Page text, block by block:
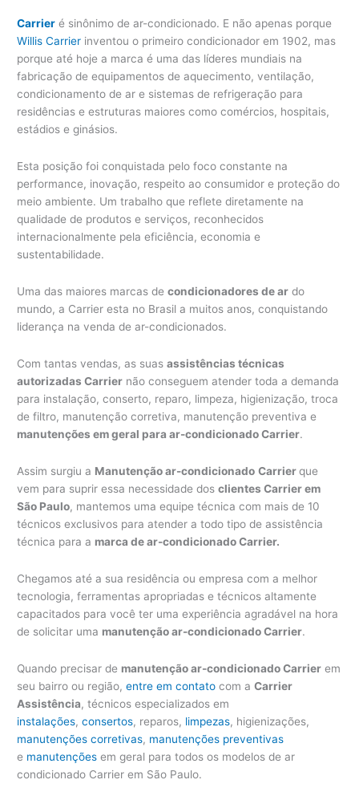
Carrier é sinônimo de ar-condicionado. E não apenas porque
Willis Carrier inventou o primeiro condicionador em 1902, mas
porque até hoje a marca é uma das líderes mundiais na
fabricação de equipamentos de aquecimento, ventilação,
condicionamento de ar e sistemas de refrigeração para
residências e estruturas maiores como comércios, hospitais,
estádios e ginásios.
Esta posição foi conquistada pelo foco constante na
performance, inovação, respeito ao consumidor e proteção do
meio ambiente. Um trabalho que reflete diretamente na
qualidade de produtos e serviços, reconhecidos
internacionalmente pela eficiência, economia e
sustentabilidade.
Uma das maiores marcas decondicionadores de ar do
mundo, a Carrier esta no Brasil a muitos anos, conquistando
liderança na venda de ar-condicionados.
Com tantas vendas, as suasassistências técnicas
autorizadas Carrier não conseguem atender toda a demanda
para instalação, conserto, reparo, limpeza, higienização, troca
de filtro, manutenção corretiva, manutenção preventiva e
manutenções em geral para ar-condicionado Carrier.
Assim surgiu a Manutenção ar-condicionado Carrierque
vem para suprir essa necessidade dosclientes Carrier em
São Paulo, mantemos uma equipe técnica com mais de 10
técnicos exclusivos para atender a todo tipo de assistência
técnica para a marca de ar-condicionado Carrier.
Chegamos até a sua residência ou empresa com a melhor
tecnologia, ferramentas apropriadas e técnicos altamente
capacitados para você ter uma experiência agradável na hora
de solicitar uma manutenção ar-condicionado Carrier.
Quando precisar de manutenção ar-condicionado Carrier em
seu bairro ou região,entre em contato com aCarrier
Assistência, técnicos especializados em
instalações,consertos, reparos, limpezas, higienizações,
manutenções corretivas, manutenções preventivas
e manutenções em geral para todos os modelos de ar
condicionado Carrier em São Paulo.